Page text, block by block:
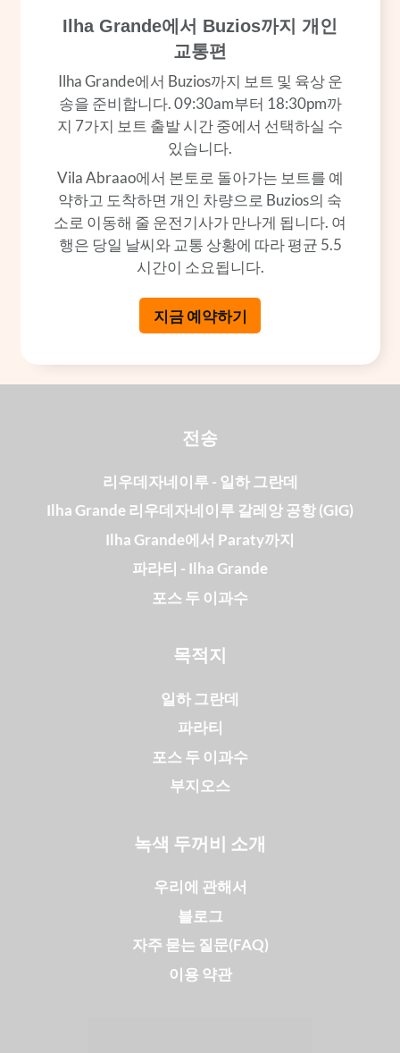
Ilha Grande에서 Buzios까지 개인
교통편
Ilha Grande에서 Buzios까지 보트 및 육상 운
송을 준비합니다. 09:30am부터 18:30pm까
지 7가지 보트 출발 시간 중에서 선택하실 수
있습니다.
Vila Abraao에서 본토로 돌아가는 보트를 예
약하고 도착하면 개인 차량으로 Buzios의 숙
소로 이동해 줄 운전기사가 만나게 됩니다. 여
행은 당일 날씨와 교통 상황에 따라 평균 5.5
시간이 소요됩니다.
지금 예약하기
전송
리우데자네이루 - 일하 그란데
Ilha Grande 리우데자네이루 갈레앙 공항 (GIG)
Ilha Grande에서 Paraty까지
파라티 - Ilha Grande
포스 두 이과수
목적지
일하 그란데
파라티
포스 두 이과수
부지오스
녹색 두꺼비 소개
우리에 관해서
블로그
자주 묻는 질문(FAQ)
이용 약관